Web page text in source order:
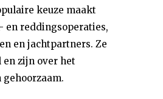
keuze maakt
en reddingsoperaties,
en jachtpartners. Ze
en zijn over het
gehoorzaam.